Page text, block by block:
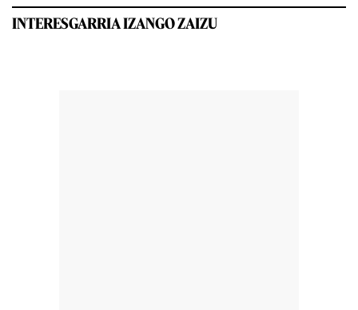
INTERESGARRIA IZANGO ZAIZU